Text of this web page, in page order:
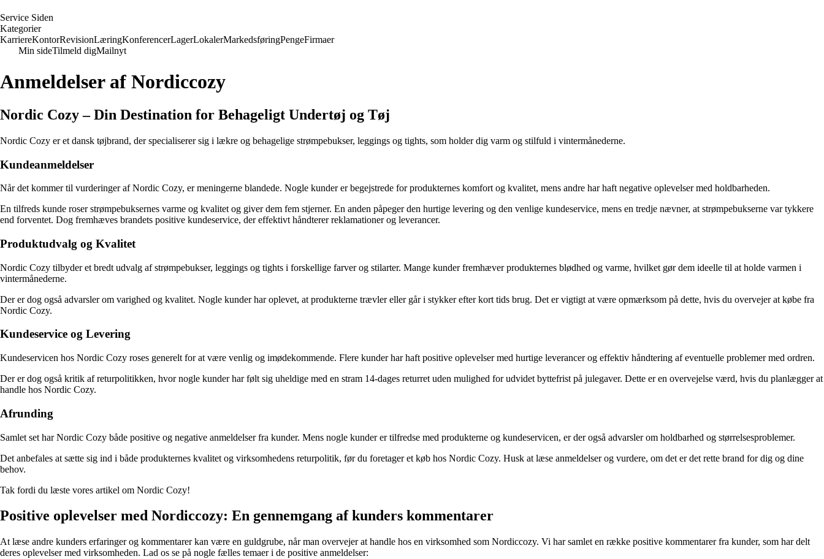
Service Siden
Kategorier
KarriereKontorRevisionLæringKonferencerLagerLokalerMarkedsføringPengeFirmaer
Min sideTilmeld digMailnyt
Anmeldelser af Nordiccozy
Nordic Cozy – Din Destination for Behageligt Undertøj og Tøj
Nordic Cozy er et dansk tøjbrand, der specialiserer sig i lækre og behagelige strømpebukser, leggings og tights, som holder dig varm og stilfuld i vintermånederne.
Kundeanmeldelser
Når det kommer til vurderinger af Nordic Cozy, er meningerne blandede. Nogle kunder er begejstrede for produkternes komfort og kvalitet, mens andre har haft negative oplevelser med holdbarheden.
En tilfreds kunde roser strømpebuksernes varme og kvalitet og giver dem fem stjerner. En anden påpeger den hurtige levering og den venlige kundeservice, mens en tredje nævner, at strømpebukserne var tykkere
end forventet. Dog fremhæves brandets positive kundeservice, der effektivt håndterer reklamationer og leverancer.
Produktudvalg og Kvalitet
Nordic Cozy tilbyder et bredt udvalg af strømpebukser, leggings og tights i forskellige farver og stilarter. Mange kunder fremhæver produkternes blødhed og varme, hvilket gør dem ideelle til at holde varmen i
vintermånederne.
Der er dog også advarsler om varighed og kvalitet. Nogle kunder har oplevet, at produkterne trævler eller går i stykker efter kort tids brug. Det er vigtigt at være opmærksom på dette, hvis du overvejer at købe fra
Nordic Cozy.
Kundeservice og Levering
Kundeservicen hos Nordic Cozy roses generelt for at være venlig og imødekommende. Flere kunder har haft positive oplevelser med hurtige leverancer og effektiv håndtering af eventuelle problemer med ordren.
Der er dog også kritik af returpolitikken, hvor nogle kunder har følt sig uheldige med en stram 14-dages returret uden mulighed for udvidet byttefrist på julegaver. Dette er en overvejelse værd, hvis du planlægger at
handle hos Nordic Cozy.
Afrunding
Samlet set har Nordic Cozy både positive og negative anmeldelser fra kunder. Mens nogle kunder er tilfredse med produkterne og kundeservicen, er der også advarsler om holdbarhed og størrelsesproblemer.
Det anbefales at sætte sig ind i både produkternes kvalitet og virksomhedens returpolitik, før du foretager et køb hos Nordic Cozy. Husk at læse anmeldelser og vurdere, om det er det rette brand for dig og dine
behov.
Tak fordi du læste vores artikel om Nordic Cozy!
Positive oplevelser med Nordiccozy: En gennemgang af kunders kommentarer
At læse andre kunders erfaringer og kommentarer kan være en guldgrube, når man overvejer at handle hos en virksomhed som Nordiccozy. Vi har samlet en række positive kommentarer fra kunder, som har delt
deres oplevelser med virksomheden. Lad os se på nogle fælles temaer i de positive anmeldelser: